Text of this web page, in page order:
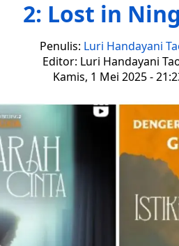
2: Lost in
Penulis: Luri Handayani
Editor: Luri Handayani
Kamis, 1 Mei 2025 -